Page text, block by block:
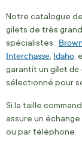
Notre catalogue de
gilets de très
spécialistes :
Interchasse Idaho
garantit un gilet de
sélectionné pour
Si la taille
assure un
ou par téléphone.